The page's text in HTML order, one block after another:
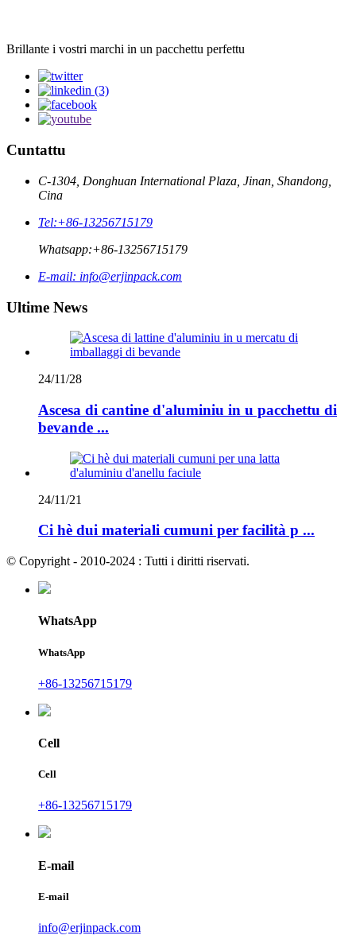
Brillante i vostri marchi in un pacchettu perfettu
Cuntattu
C-1304, Donghuan International Plaza, Jinan, Shandong,
Cina
Tel:+86-13256715179
Whatsapp:+86-13256715179
E-mail: info@erjinpack.com
Ultime News
24/11/28
Ascesa di cantine d'aluminiu in u pacchettu di
bevande ...
24/11/21
Ci hè dui materiali cumuni per facilità p ...
© Copyright - 2010-2024 : Tutti i diritti riservati.
WhatsApp
WhatsApp
+86-13256715179
Cell
Cell
+86-13256715179
E-mail
E-mail
info@erjinpack.com